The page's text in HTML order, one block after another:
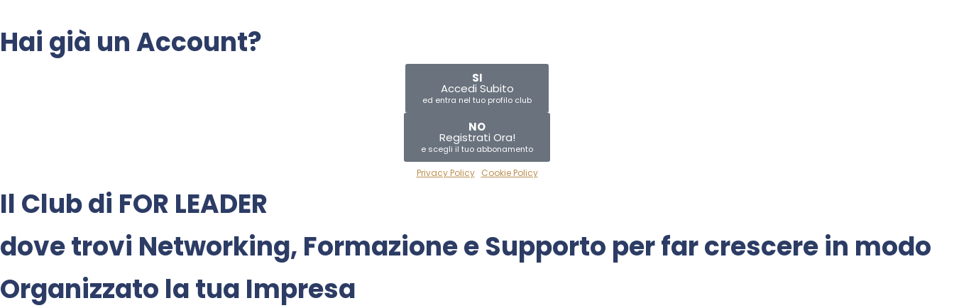
Hai già un Account?
SI
Accedi Subito
ed entra nel tuo profilo club
NO
Registrati Ora!
e scegli il tuo abbonamento
Privacy Policy Cookie Policy
Il Club di FOR LEADER
dove trovi Networking, FormazioneeSupporto per far crescere in modo
Organizzato la tua Impresa